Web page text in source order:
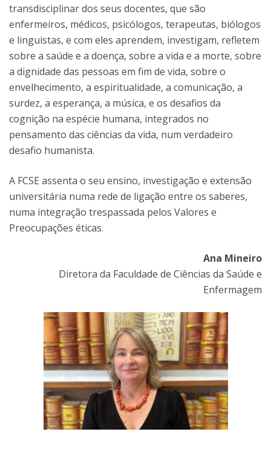
transdisciplinar dos seus docentes, que são
enfermeiros, médicos, psicólogos, terapeutas, biólogos
e linguistas, e com eles aprendem, investigam, refletem
sobre a saúde e a doença, sobre a vida e a morte, sobre
a dignidade das pessoas em fim de vida, sobre o
envelhecimento, a espiritualidade, a comunicação, a
surdez, a esperança, a música, e os desafios da
cognição na espécie humana, integrados no
pensamento das ciências da vida, num verdadeiro
desafio humanista.
A FCSE assenta o seu ensino, investigação e extensão
universitária numa rede de ligação entre os saberes,
numa integração trespassada pelos Valores e
Preocupações éticas.
Ana Mineiro
Diretora da Faculdade de Ciências da Saúde e
Enfermagem